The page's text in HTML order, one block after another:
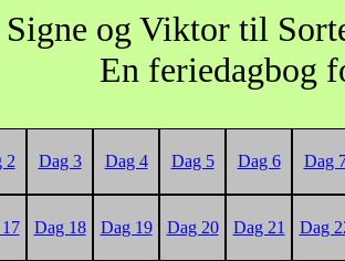
og Viktor til
En feriedagbog
2 Dag 3 Dag 4 Dag 5 Dag 6 Dag
Dag 18 Dag 19 Dag 20 Dag 21 Dag